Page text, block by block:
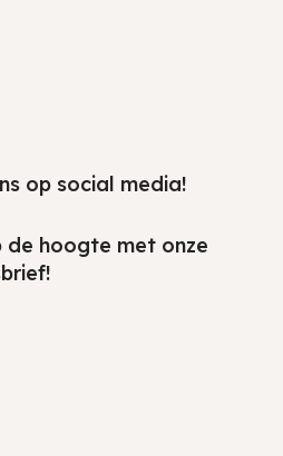
op social media!
de hoogte met onze